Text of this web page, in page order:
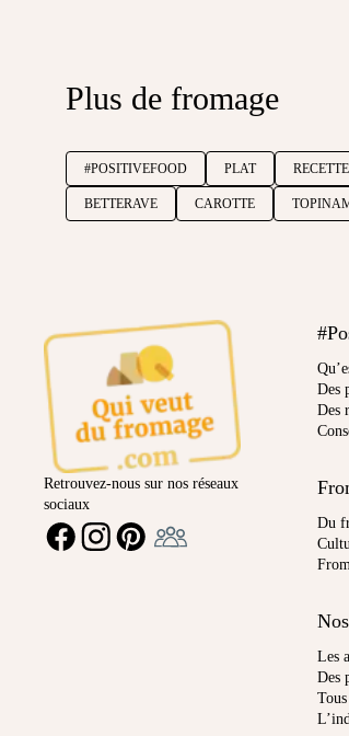
Plus de fromage
#POSITIVEFOOD PLAT
BETTERAVE CAROTTE
Retrouvez-nous sur nos réseaux
sociaux
FACEBOOKINSTAGRAMPINTEREST
Des
Des
Du
Les
Des